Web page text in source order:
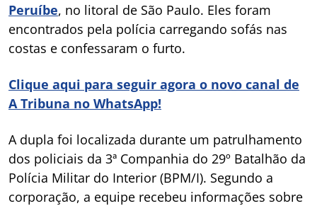
Peruíbe, no litoral de São Paulo. Eles foram
encontrados pela polícia carregando sofás nas
costas e confessaram o furto.
Clique aqui para seguir agora o novo canal de
A Tribuna no WhatsApp!
A dupla foi localizada durante um patrulhamento
dos policiais da 3ª Companhia do 29º Batalhão da
Polícia Militar do Interior (BPM/I). Segundo a
corporação, a equipe recebeu informações sobre